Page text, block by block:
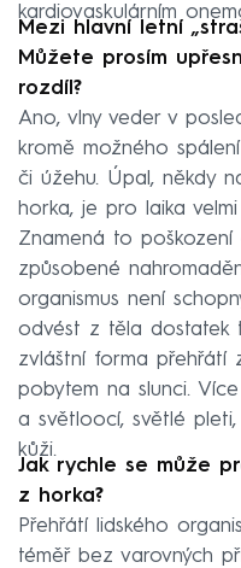
kardiovaskulárním
Mezi hlavní letní
Můžete prosím
rozdíl?
Ano, vlny veder v
kromě možného
či úžehu. Úpal, někdy
horka, je pro laika
Znamená to poškození
způsobené
organismus není
odvést z těla dostatek
zvláštní forma přehřátí
pobytem na slunci.
a světloocí, světlé
kůži.
Jak rychle se může
z horka?
Přehřátí lidského
téměř bez varovných